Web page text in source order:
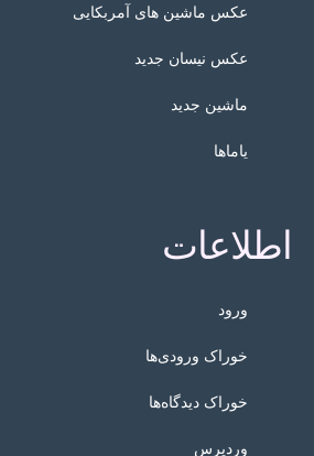
عکس ماشین های آمربکایی
عکس نیسان جدید
ماشین جدید
یاماها
اطلاعات
ورود
خوراک ورودی‌ها
خوراک دیدگاه‌ها
وردپرس